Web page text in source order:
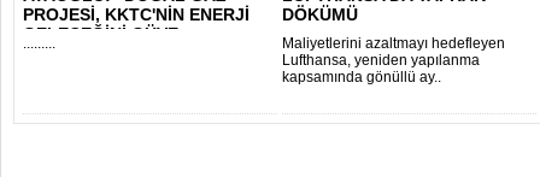
PROJESİ, KKTC'NİN ENERJİ
GELECEĞİNİ GÜVE..
.........
DÖKÜMÜ
Maliyetlerini azaltmayı hedefleyen
Lufthansa, yeniden yapılanma
kapsamında gönüllü ay..